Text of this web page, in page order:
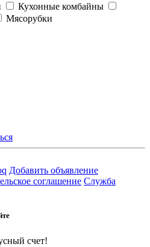
Кухонные комбайны
Мясорубки
Добавить объявление
соглашение Служба
счет!